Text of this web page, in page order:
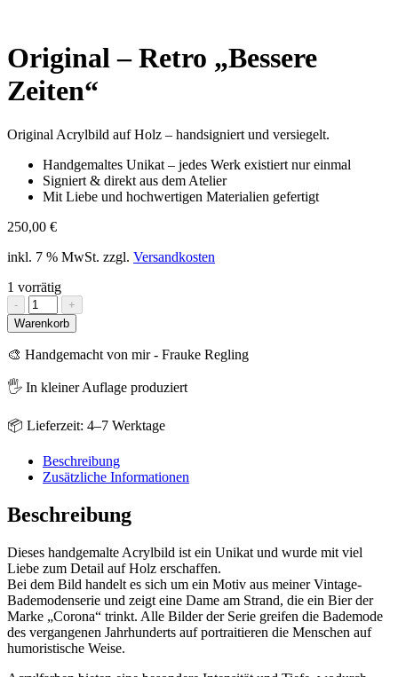
Original – Retro „Bessere
Zeiten“
Original Acrylbild auf Holz – handsigniert und versiegelt.
Handgemaltes Unikat – jedes Werk existiert nur einmal
Signiert & direkt aus dem Atelier
Mit Liebe und hochwertigen Materialien gefertigt
250,00 €
inkl. 7 % MwSt. zzgl. Versandkosten
1 vorrätig
-
Original
-
Retro
"Bessere
Zeiten"
Menge
+
Warenkorb
🎨 Handgemacht von mir - Frauke Regling
🖐️ In kleiner Auflage produziert
📦 Lieferzeit: 4–7 Werktage
Beschreibung
Zusätzliche Informationen
Beschreibung
Dieses handgemalte Acrylbild ist ein Unikat und wurde mit viel
Liebe zum Detail auf Holz erschaffen.
Bei dem Bild handelt es sich um ein Motiv aus meiner Vintage-
Bademodenserie und zeigt eine Dame am Strand, die ein Bier der
Marke „Corona“ trinkt. Alle Bilder der Serie greifen die Bademode
des vergangenen Jahrhunderts auf portraitieren die Menschen auf
humoristische Weise.